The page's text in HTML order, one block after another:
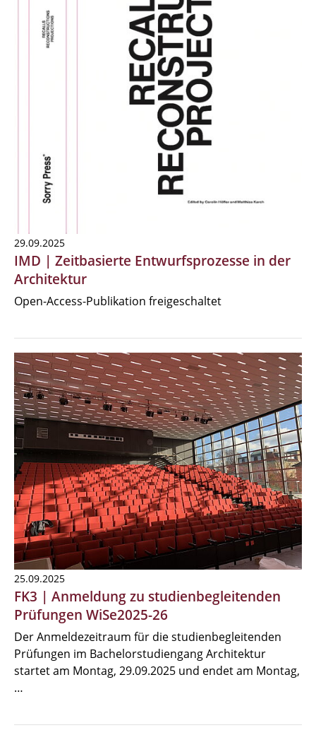
29.09.2025
IMD | Zeitbasierte Entwurfsprozesse in der
Architektur
Open-Access-Publikation freigeschaltet
25.09.2025
FK3 | Anmeldung zu studienbegleitenden
Prüfungen WiSe2025-26
Der Anmeldezeitraum für die studienbegleitenden
Prüfungen im Bachelorstudiengang Architektur
startet am Montag, 29.09.2025 und endet am Montag,
…